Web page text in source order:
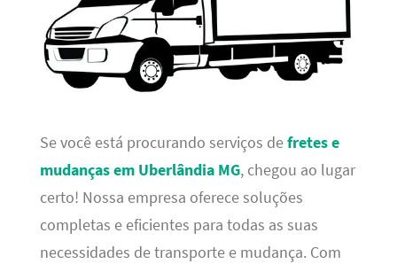
Se você está procurando serviços defretes e
mudanças em Uberlândia MG, chegou ao lugar
certo! Nossa empresa oferece soluções
completas e eficientes para todas as suas
necessidades de transporte e mudança. Com